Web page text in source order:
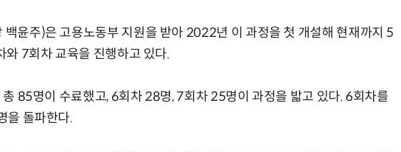
백윤주)은 고용노동부 지원을 받아 2022년 이 과정을 첫 개설해 현재까지 5
와 7회차 교육을 진행하고 있다.
85명이 수료했고, 6회차 28명, 7회차 25명이 과정을 밟고 있다. 6회차를
을 돌파한다.